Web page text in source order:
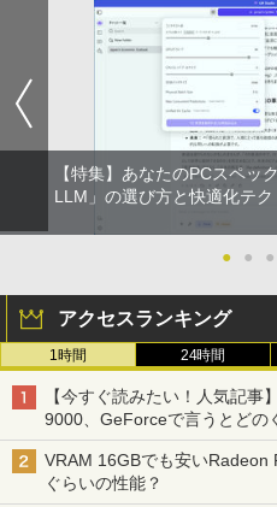
【特集】あなたのPCスペッ
LLM」の選び方と快適化テク
● ● ●
アクセスランキング
1時間 24時間
【今すぐ読みたい！人気記
9000、GeForceで言うとどの
VRAM 16GBでも安いRadeon
ぐらいの性能？